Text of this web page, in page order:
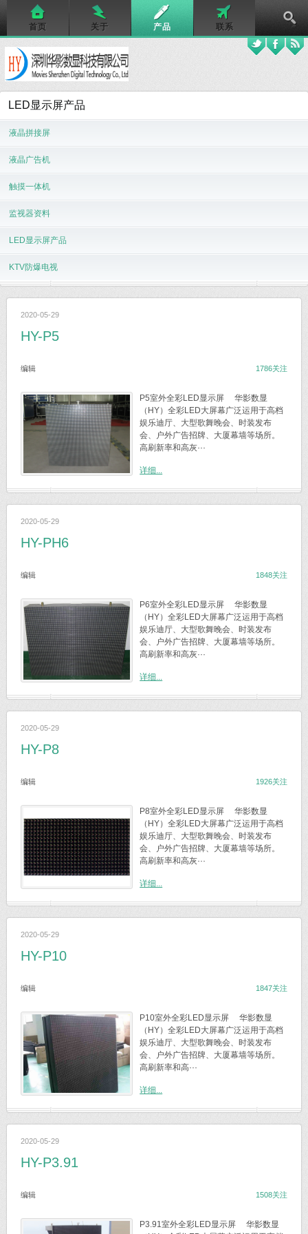
首页 关于 产品 联系
LED显示屏产品
液晶拼接屏
液晶广告机
触摸一体机
监视器资料
LED显示屏产品
KTV防爆电视
2020-05-29
HY-P5
编辑 1786关注
P5室外全彩LED显示屏 华影数显
（HY）全彩LED大屏幕广泛运用于高档
娱乐迪厅、大型歌舞晚会、时装发布
会、户外广告招牌、大厦幕墙等场所。
高刷新率和高灰···
详细...
2020-05-29
HY-PH6
编辑 1848关注
P6室外全彩LED显示屏 华影数显
（HY）全彩LED大屏幕广泛运用于高档
娱乐迪厅、大型歌舞晚会、时装发布
会、户外广告招牌、大厦幕墙等场所。
高刷新率和高灰···
详细...
2020-05-29
HY-P8
编辑 1926关注
P8室外全彩LED显示屏 华影数显
（HY）全彩LED大屏幕广泛运用于高档
娱乐迪厅、大型歌舞晚会、时装发布
会、户外广告招牌、大厦幕墙等场所。
高刷新率和高灰···
详细...
2020-05-29
HY-P10
编辑 1847关注
P10室外全彩LED显示屏 华影数显
（HY）全彩LED大屏幕广泛运用于高档
娱乐迪厅、大型歌舞晚会、时装发布
会、户外广告招牌、大厦幕墙等场所。
高刷新率和高···
详细...
2020-05-29
HY-P3.91
编辑 1508关注
P3.91室外全彩LED显示屏 华影数显